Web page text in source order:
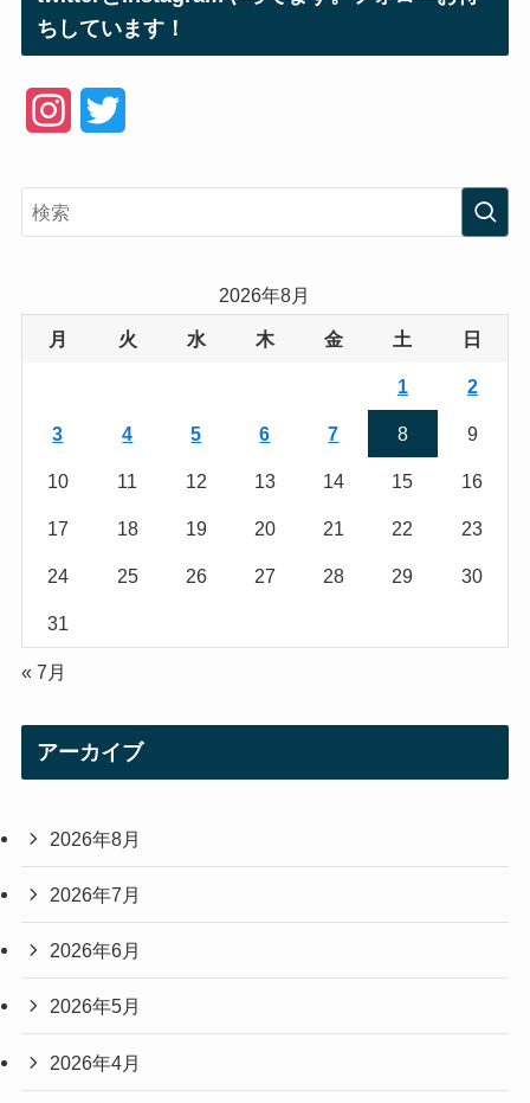
ちしています！
e
2026年8月
月 火 水 木 金 土 日
1 2
3 4 5 6 7 8 9
10 11 12 13 14 15 16
17 18 19 20 21 22 23
24 25 26 27 28 29 30
31
« 7月
アーカイブ
2026年8月
2026年7月
2026年6月
2026年5月
2026年4月